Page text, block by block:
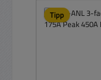
Tipp